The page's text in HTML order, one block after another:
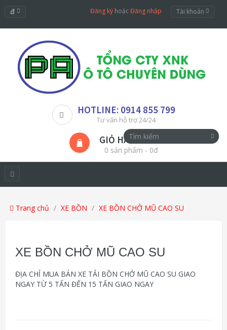
đ Đăng ký hoặcĐăng nhập Tài khoản
HOTLINE: 0914 855 799
Tư vấn hỗ trợ 24/24
GIỎ HÀNG
0 sản phẩm - 0đ
Trang chủ XE BỒN XE BỒN CHỞ MŨ CAO SU
XE BỒN CHỞ MŨ CAO SU
ĐỊA CHỈ MUA BÁN XE TẢI BỒN CHỞ MŨ CAO SU GIAO
NGAY TỪ 5 TẤN ĐẾN 15 TẤN GIAO NGAY